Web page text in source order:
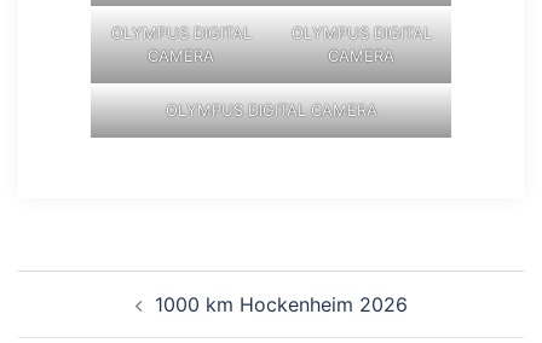
OLYMPUS DIGITAL
CAMERA
OLYMPUS DIGITAL
CAMERA
OLYMPUS DIGITAL CAMERA
1000 km Hockenheim 2026